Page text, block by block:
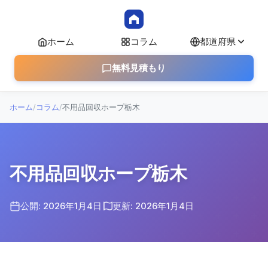
ホーム コラム 都道府県
無料見積もり
ホーム/コラム/不用品回収ホープ栃木
不用品回収ホープ栃木
公開: 2026年1月4日 更新: 2026年1月4日